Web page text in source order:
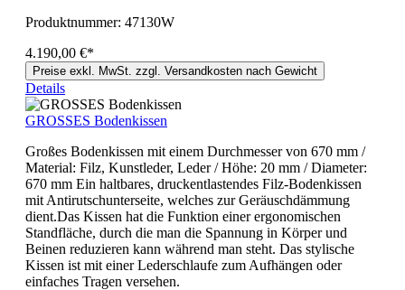
Produktnummer: 47130W
4.190,00 €*
Preise exkl. MwSt. zzgl. Versandkosten nach Gewicht
Details
GROSSES Bodenkissen
Großes Bodenkissen mit einem Durchmesser von 670 mm /
Material: Filz, Kunstleder, Leder / Höhe: 20 mm / Diameter:
670 mm Ein haltbares, druckentlastendes Filz-Bodenkissen
mit Antirutschunterseite, welches zur Geräuschdämmung
dient.Das Kissen hat die Funktion einer ergonomischen
Standfläche, durch die man die Spannung in Körper und
Beinen reduzieren kann während man steht. Das stylische
Kissen ist mit einer Lederschlaufe zum Aufhängen oder
einfaches Tragen versehen.